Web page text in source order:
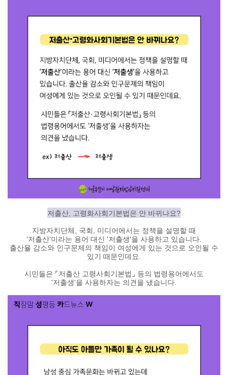
저출산, 고령화사회기본법은 안 바뀌나요?
지방자치단체, 국회, 미디어에서는 정책을 설명할 때
'저출산'이라는 용어 대신 '저출생'을 사용하고 있습니다.
출산율 감소와 인구문제의 책임이 여성에게 있는 것으로 오인될 수
있기 때문인데요.
시민들은 ⌜저출산 고령사회기본법 ⌟ 등의 법령용어에서도
'저출생'을 사용하자는 의견을 냈습니다.